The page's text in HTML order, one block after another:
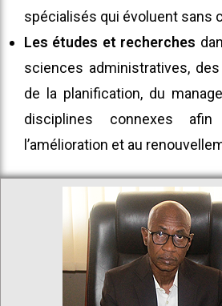
spécialisés qui évoluent sans
Les études et recherches
sciences administratives,
de la planification, du
disciplines connexes
l’amélioration et au